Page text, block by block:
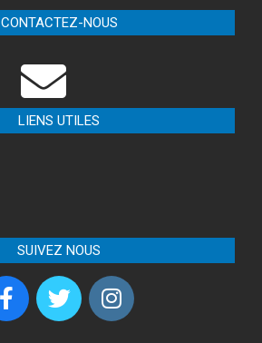
CONTACTEZ-NOUS
LIENS UTILES
SUIVEZ NOUS